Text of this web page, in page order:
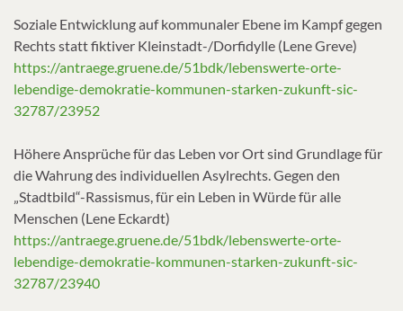
Soziale Entwicklung auf kommunaler Ebene im Kampf gegen
Rechts statt fiktiver Kleinstadt-/Dorfidylle (Lene Greve)
https://antraege.gruene.de/51bdk/lebenswerte-orte-
lebendige-demokratie-kommunen-starken-zukunft-sic-
32787/23952
Höhere Ansprüche für das Leben vor Ort sind Grundlage für
die Wahrung des individuellen Asylrechts. Gegen den
„Stadtbild“-Rassismus, für ein Leben in Würde für alle
Menschen (Lene Eckardt)
https://antraege.gruene.de/51bdk/lebenswerte-orte-
lebendige-demokratie-kommunen-starken-zukunft-sic-
32787/23940